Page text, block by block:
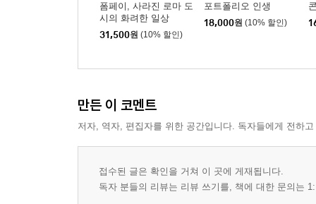
참고문헌
폼페이, 사라진 로마 도
시의 화려한 일상
31,500원 (10% 할인)
포트폴리오 인생
18,000원 (10% 할인)
만든 이 코멘트
저자, 역자, 편집자를 위한 공간입니다. 독자들에게 전하
접수된 글은 확인을 거쳐 이 곳에 게재됩니다.
독자 분들의 리뷰는 리뷰 쓰기를, 책에 대한 문의는